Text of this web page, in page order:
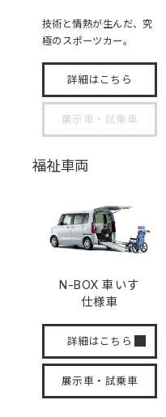
技術と情熱が生んだ、究
極のスポーツカー。
詳細はこちら
展示車・試乗車
福祉車両
N-BOX車いす
仕様車
詳細はこちら
展示車・試乗車